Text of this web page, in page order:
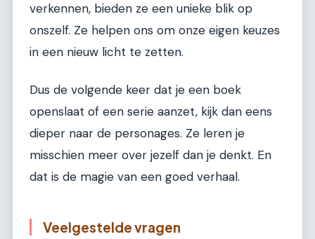
verkennen, bieden ze een unieke blik op
onszelf. Ze helpen ons om onze eigen keuzes
in een nieuw licht te zetten.
Dus de volgende keer dat je een boek
openslaat of een serie aanzet, kijk dan eens
dieper naar de personages. Ze leren je
misschien meer over jezelf dan je denkt. En
dat is de magie van een goed verhaal.
Veelgestelde vragen